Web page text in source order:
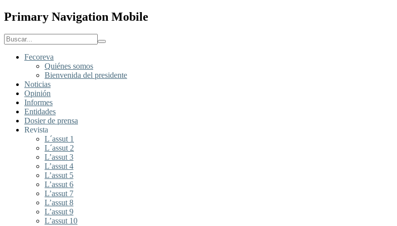
Primary Navigation Mobile
Fecoreva
Quiénes somos
Bienvenida del presidente
Noticias
Opinión
Informes
Entidades
Dosier de prensa
Revista
L´assut 1
L´assut 2
L’assut 3
L’assut 4
L’assut 5
L’assut 6
L’assut 7
L’assut 8
L’assut 9
L’assut 10